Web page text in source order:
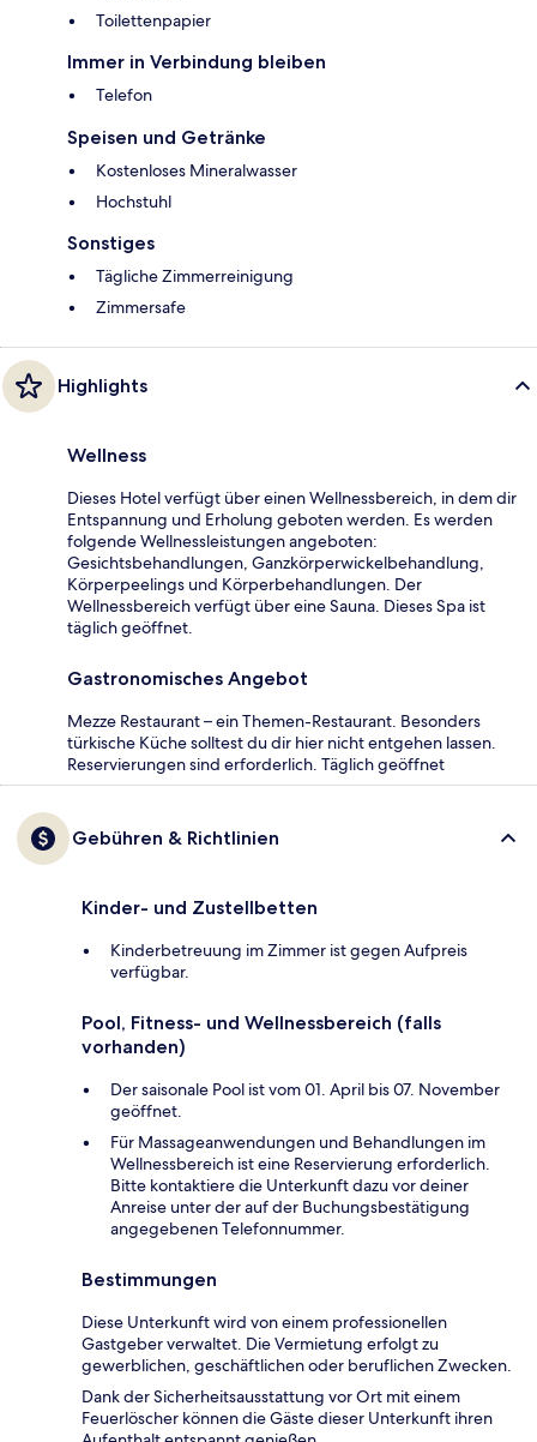
Toilettenpapier
Immer in Verbindung bleiben
Telefon
Speisen und Getränke
Kostenloses Mineralwasser
Hochstuhl
Sonstiges
Tägliche Zimmerreinigung
Zimmersafe
Highlights
Wellness
Dieses Hotel verfügt über einen Wellnessbereich, in dem dir
Entspannung und Erholung geboten werden. Es werden
folgende Wellnessleistungen angeboten:
Gesichtsbehandlungen, Ganzkörperwickelbehandlung,
Körperpeelings und Körperbehandlungen. Der
Wellnessbereich verfügt über eine Sauna. Dieses Spa ist
täglich geöffnet.
Gastronomisches Angebot
Mezze Restaurant – ein Themen-Restaurant. Besonders
türkische Küche solltest du dir hier nicht entgehen lassen.
Reservierungen sind erforderlich. Täglich geöffnet
Gebühren & Richtlinien
Kinder- und Zustellbetten
Kinderbetreuung im Zimmer ist gegen Aufpreis
verfügbar.
Pool, Fitness- und Wellnessbereich (falls
vorhanden)
Der saisonale Pool ist vom 01. April bis 07. November
geöffnet.
Für Massageanwendungen und Behandlungen im
Wellnessbereich ist eine Reservierung erforderlich.
Bitte kontaktiere die Unterkunft dazu vor deiner
Anreise unter der auf der Buchungsbestätigung
angegebenen Telefonnummer.
Bestimmungen
Diese Unterkunft wird von einem professionellen
Gastgeber verwaltet. Die Vermietung erfolgt zu
gewerblichen, geschäftlichen oder beruflichen Zwecken.
Dank der Sicherheitsausstattung vor Ort mit einem
Feuerlöscher können die Gäste dieser Unterkunft ihren